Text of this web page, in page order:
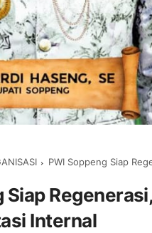
PWI Soppeng Siap
Siap
Internal